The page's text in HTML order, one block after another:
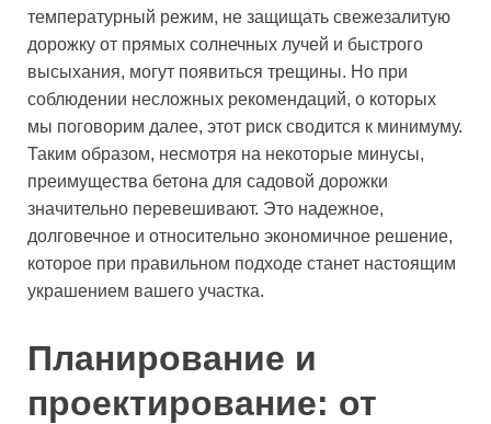
температурный режим, не защищать свежезалитую
дорожку от прямых солнечных лучей и быстрого
высыхания, могут появиться трещины. Но при
соблюдении несложных рекомендаций, о которых
мы поговорим далее, этот риск сводится к минимуму.
Таким образом, несмотря на некоторые минусы,
преимущества бетона для садовой дорожки
значительно перевешивают. Это надежное,
долговечное и относительно экономичное решение,
которое при правильном подходе станет настоящим
украшением вашего участка.
Планирование и
проектирование: от